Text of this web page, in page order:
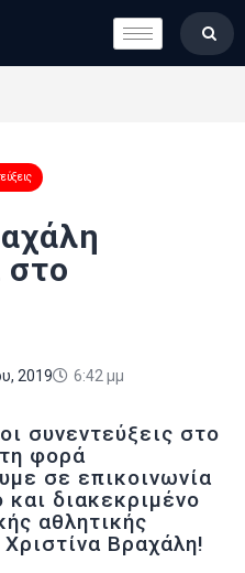
στο
2019 6:42 μμ
συνεντεύξεις στο
φορά
σε επικοινωνία
διακεκριμένο
αθλητικής
Βραχάλη!